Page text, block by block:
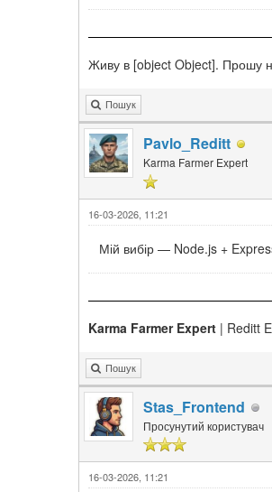
Живу в [object Object]. Прошу
Пошук
Pavlo_Reditt
Karma Farmer Expert
16-03-2026, 11:21
Мій вибір — Node.js +
Karma Farmer Expert | Reditt
Пошук
Stas_Frontend
Просунутий користувач
16-03-2026, 11:21